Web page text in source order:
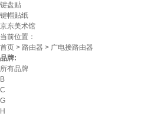
键盘贴
键帽贴纸
京东美术馆
当前位置：
首页 > 路由器 > 广电接路由器
品牌:
所有品牌
B
C
G
H